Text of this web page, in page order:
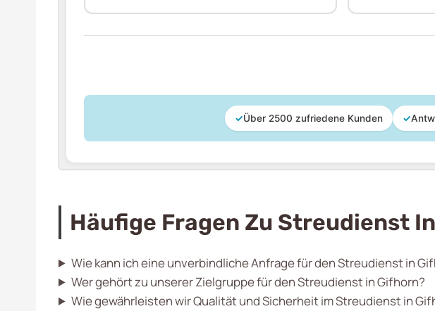
✓Über 2500 zufriedene Kunden ✓
Häufige Fragen Zu Streudienst
Wie kann ich eine unverbindliche Anfrage für den Streudienst in
Wer gehört zu unserer Zielgruppe für den Streudienst in Gifhorn?
Wie gewährleisten wir Qualität und Sicherheit im Streudienst in